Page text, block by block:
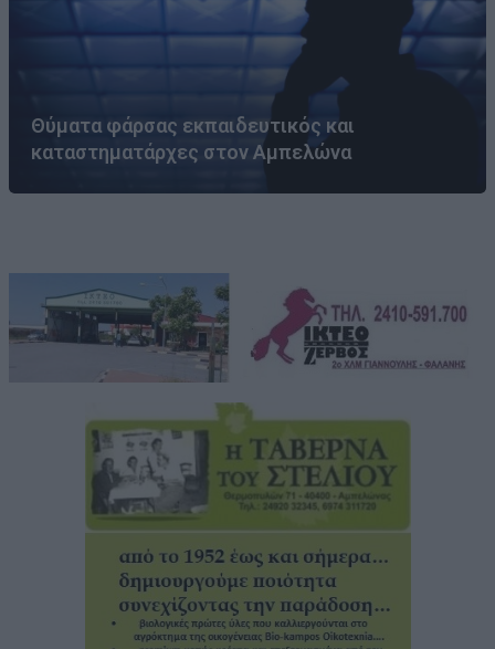
Θύματα φάρσας εκπαιδευτικός και
καταστηματάρχες στον Αμπελώνα